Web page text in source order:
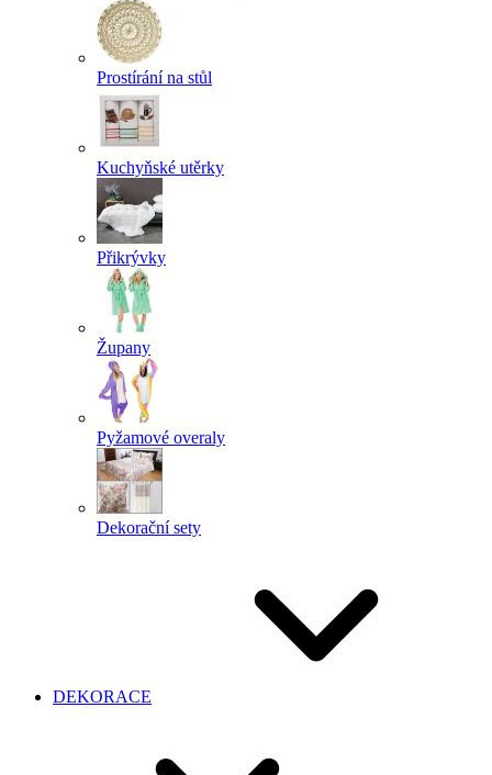
Prostírání na stůl
Kuchyňské utěrky
Přikrývky
Župany
Pyžamové overaly
Dekorační sety
DEKORACE